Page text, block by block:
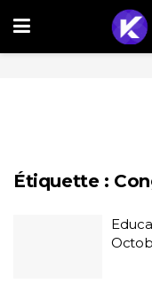
Étiquette :